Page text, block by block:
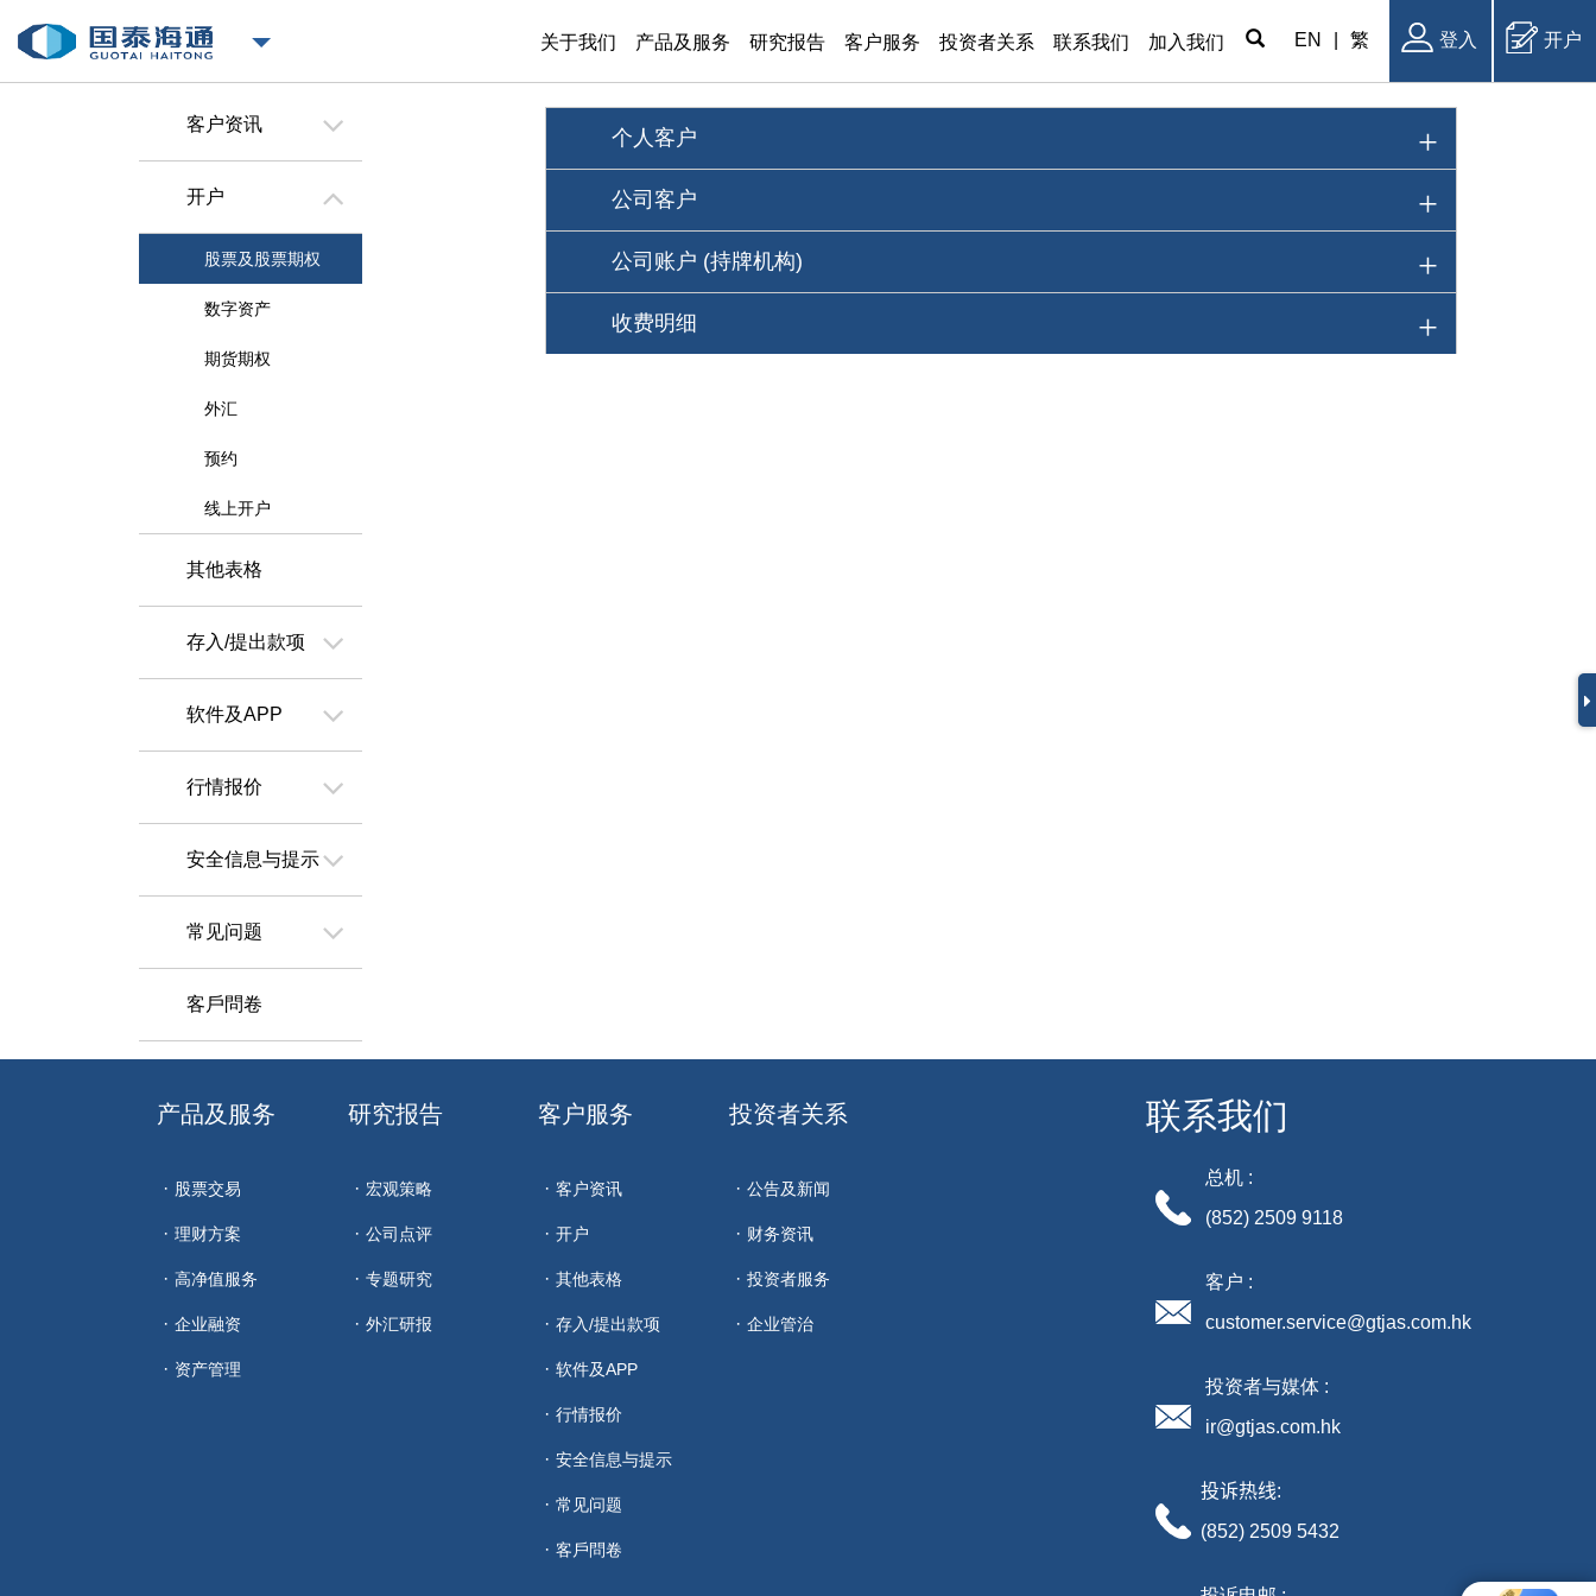
关于我们 产品及服务 研究报告 客户服务 投资者关系 联系我们 加入我们 EN 繁 登入 开户
客户资讯
开户
股票及股票期权
数字资产
期货期权
外汇
预约
线上开户
其他表格
存入/提出款项
软件及APP
行情报价
安全信息与提示
常见问题
客戶問卷
个人客户
公司客户
公司账户 (持牌机构)
收费明细
产品及服务
股票交易
理财方案
高净值服务
企业融资
资产管理
研究报告
宏观策略
公司点评
专题研究
外汇研报
客户服务
客户资讯
开户
其他表格
存入/提出款项
软件及APP
行情报价
安全信息与提示
常见问题
客戶問卷
投资者关系
公告及新闻
财务资讯
投资者服务
企业管治
联系我们
总机 :
(852) 2509 9118
客户 :
customer.service@gtjas.com.hk
投资者与媒体 :
ir@gtjas.com.hk
投诉热线:
(852) 2509 5432